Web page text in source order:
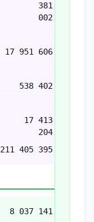
381
002
17 951 606
538 402
17 413
204
211 405 395
8 037 141